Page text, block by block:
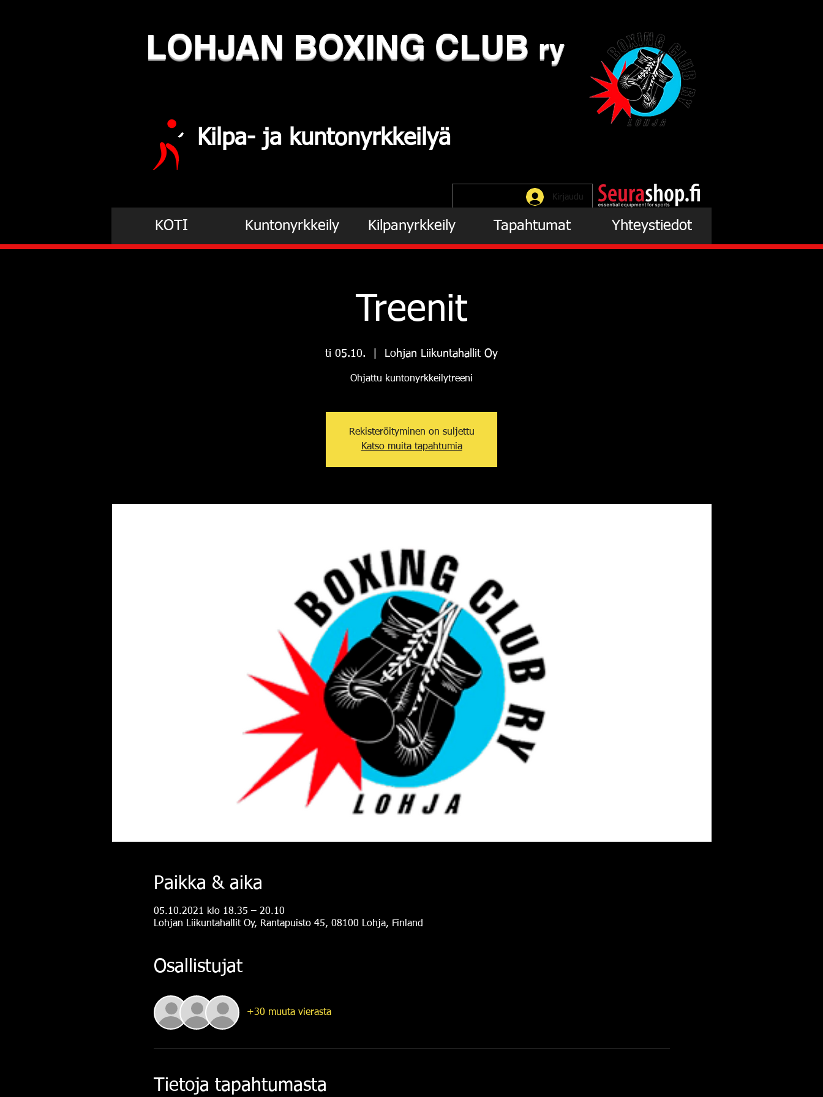
LOHJAN ​BOXING CLUB ry
Kilpa- ja kuntonyrkkeilyä
Kirjaudu
KOTI Kuntonyrkkeily Kilpanyrkkeily Tapahtumat Yhteystiedot
Treenit
ti 05.10. Lohjan Liikuntahallit Oy
Ohjattu kuntonyrkkeilytreeni
Rekisteröityminen on suljettu
Katso muita tapahtumia
Paikka & aika
05.10.2021 klo 18.35 – 20.10
Lohjan Liikuntahallit Oy, Rantapuisto 45, 08100 Lohja, Finland
Osallistujat
+30 muuta vierasta
Tietoja tapahtumasta